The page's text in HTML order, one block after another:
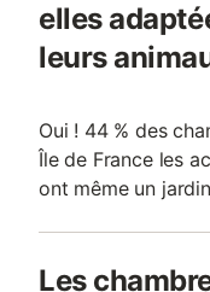
elles
leurs
Oui ! 44 % des
Île de France les
ont même un
Les